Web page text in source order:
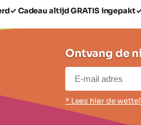
✓ Cadeau altijd GRATIS ingepakt
Ontvang de
* Lees hier de